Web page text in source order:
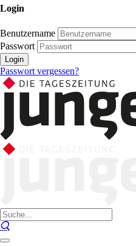
Login
Benutzername
Passwort
Login
Passwort vergessen?